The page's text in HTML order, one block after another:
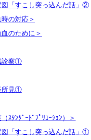
「すこし突っ込んだ話」②
の対応＞
のために＞
診察①
所見①
ｽﾀﾝﾀﾞｰﾄﾞﾌﾟﾘｺｰｼｮﾝ）＞
「すこし突っ込んだ話」①